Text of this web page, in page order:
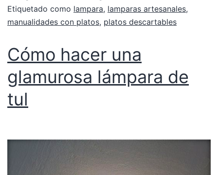
Etiquetado como lampara, lamparas artesanales,
manualidades con platos, platos descartables
Cómo hacer una
glamurosa lámpara de
tul